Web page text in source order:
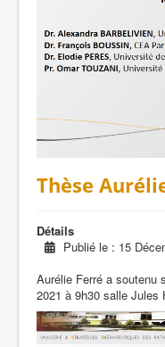
Thèse
Détails
Publié le : 15
Aurélie Ferré a soutenu
2021 à 9h30 salle Jules